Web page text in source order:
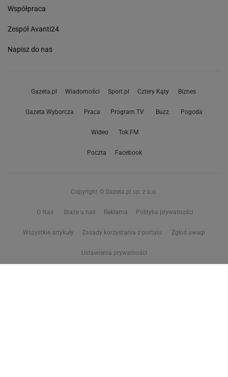
Współpraca
Zespół Avanti24
Napisz do nas
Gazeta.pl Wiadomości Sport.pl Cztery Kąty Biznes
Gazeta Wyborcza Praca Program TV Buzz Pogoda
Wideo Tok.FM
Poczta Facebook
Copyright © Gazeta.pl sp. z o.o.
O Nas Staże u nas Reklama Polityka prywatności
Wszystkie artykuły Zasady korzystania z portalu Zgłoś uwagi
Ustawienia prywatności